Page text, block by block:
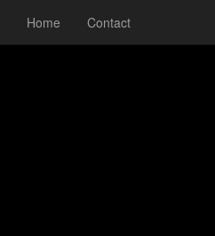
Home Contact